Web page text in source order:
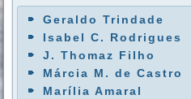
Geraldo Trindade
Isabel C. Rodrigues
J. Thomaz Filho
Márcia M. de Castro
Marília Amaral